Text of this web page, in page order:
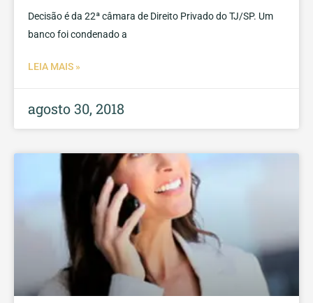
Decisão é da 22ª câmara de Direito Privado do TJ/SP. Um
banco foi condenado a
LEIA MAIS »
agosto 30, 2018